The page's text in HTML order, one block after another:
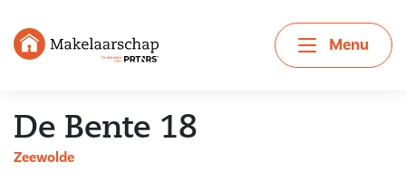
Menu
De Bente 18
Zeewolde